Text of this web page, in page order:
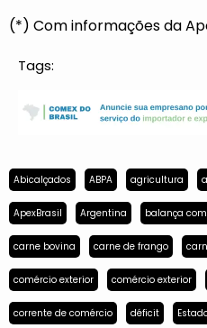
(*) Com informações da
Tags:
Abicalçados ABPA agricultura
ApexBrasil Argentina balança
carne bovina carne de frango
comércio exterior comércio exterior
corrente de comércio déficit